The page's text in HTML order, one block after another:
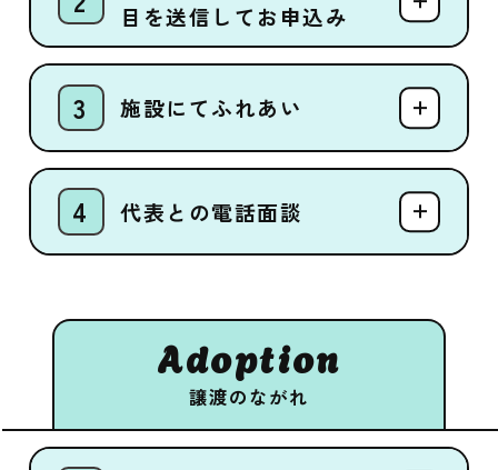
目を送信してお申込み
施設にてふれあい
代表との電話面談
Adoption
譲渡のながれ